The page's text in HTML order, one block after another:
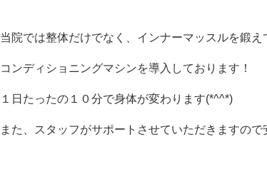
当院では整体だけでなく、インナーマッスルを鍛
コンディショニングマシンを導入しております！
１日たったの１０分で身体が変わります(*^^*)
また、スタッフがサポートさせていただきますので